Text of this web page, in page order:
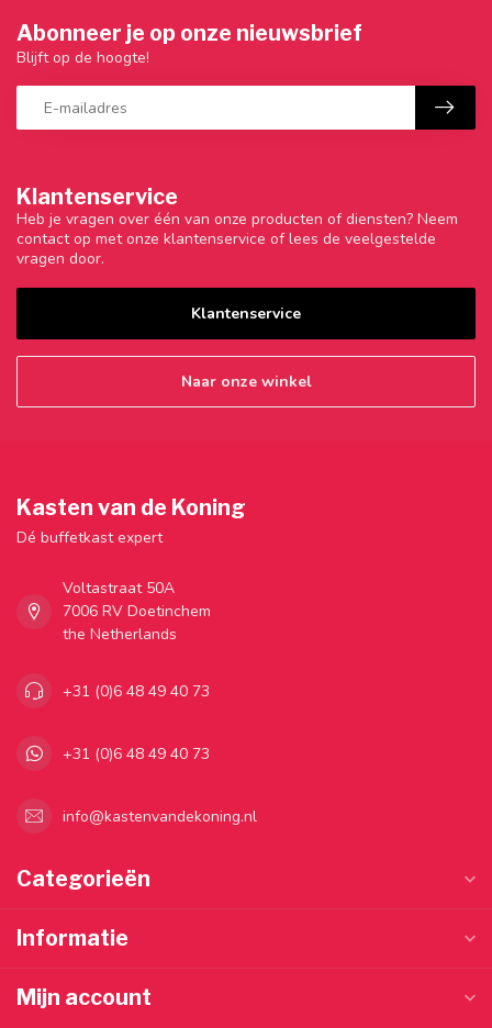
Klantenservice
Heb je vragen over één van onze producten of diensten? Neem
contact op met onze klantenservice of lees de veelgestelde
vragen door.
Klantenservice
Naar onze winkel
Abonneer je op onze nieuwsbrief
Blijft op de hoogte!
Kasten van de Koning
Dé buffetkast expert
Voltastraat 50A
7006 RV Doetinchem
the Netherlands
+31 (0)6 48 49 40 73
+31 (0)6 48 49 40 73
info@kastenvandekoning.nl
Categorieën
Informatie
Mijn account